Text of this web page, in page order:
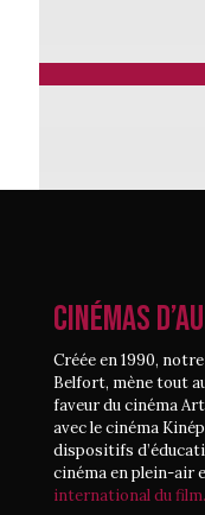
CINÉMAS
Créée en 1990,
Belfort, mène tout
faveur du cinéma
avec le cinéma
dispositifs
cinéma en plein-air
international du film.